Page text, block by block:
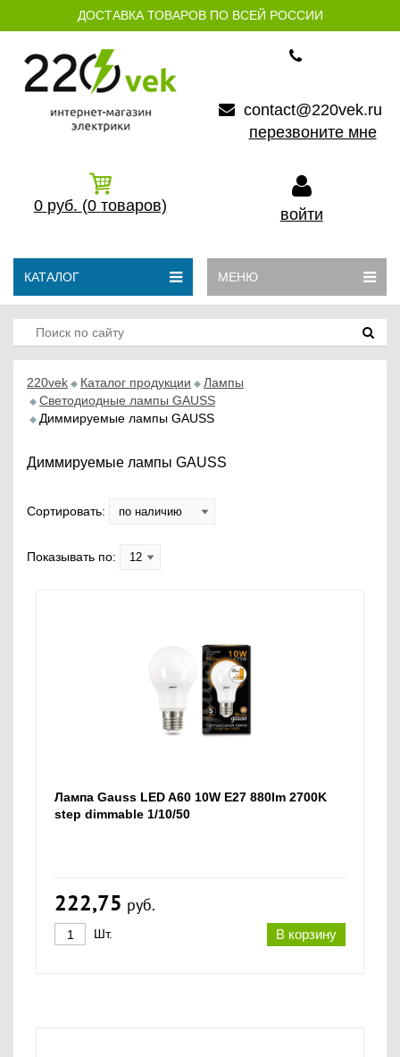
ДОСТАВКА ТОВАРОВ ПО ВСЕЙ РОССИИ
contact@220vek.ru
перезвоните мне
0 руб. (0 товаров) войти
КАТАЛОГ МЕНЮ
220vek Каталог продукции
Лампы
Светодиодные лампы GAUSS
Диммируемые лампы GAUSS
Диммируемые лампы GAUSS
Сортировать:
Показывать по:
Лампа Gauss LED A60 10W E27 880lm 2700K
step dimmable 1/10/50
222,75 руб.
В корзину
Шт.